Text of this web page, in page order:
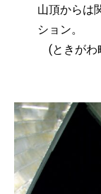
山頂からは
ション。
(ときが